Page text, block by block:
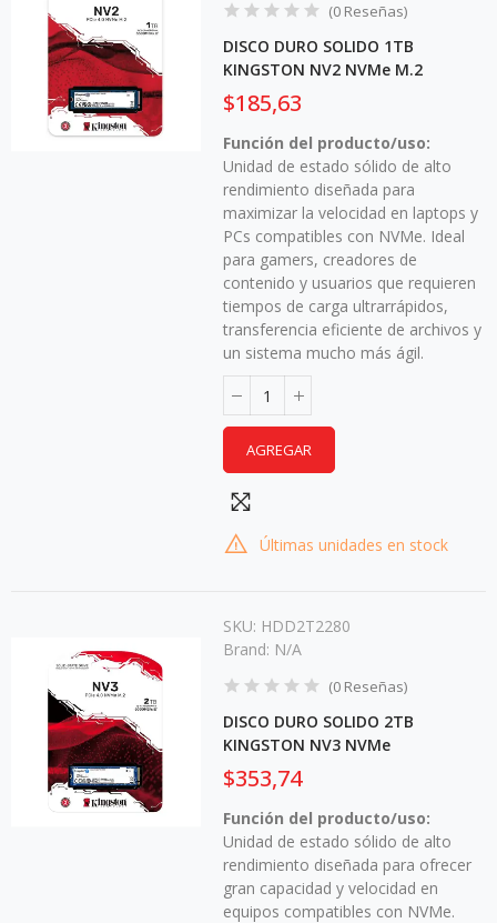
(0 Reseñas)
DISCO DURO SOLIDO 1TB
KINGSTON NV2 NVMe M.2
$185,63
Función del producto/uso:
Unidad de estado sólido de alto
rendimiento diseñada para
maximizar la velocidad en laptops y
PCs compatibles con NVMe. Ideal
para gamers, creadores de
contenido y usuarios que requieren
tiempos de carga ultrarrápidos,
transferencia eficiente de archivos y
un sistema mucho más ágil.
AGREGAR
Últimas unidades en stock
SKU: HDD2T2280
Brand: N/A
(0 Reseñas)
DISCO DURO SOLIDO 2TB
KINGSTON NV3 NVMe
$353,74
Función del producto/uso:
Unidad de estado sólido de alto
rendimiento diseñada para ofrecer
gran capacidad y velocidad en
equipos compatibles con NVMe.